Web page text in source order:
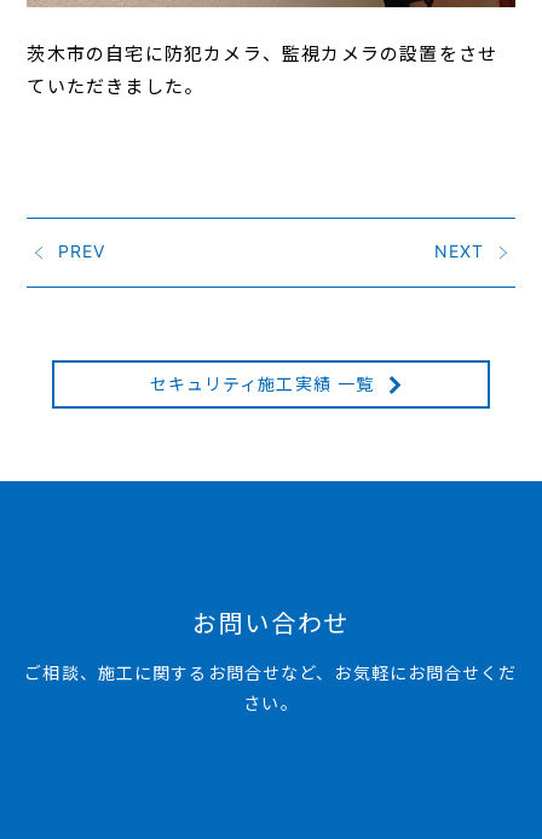
茨木市の自宅に防犯カメラ、監視カメラの設置をさせ
ていただきました。
PREV NEXT
セキュリティ施工実績 一覧
お問い合わせ
ご相談、施工に関するお問合せなど、お気軽にお問合せくだ
さい。